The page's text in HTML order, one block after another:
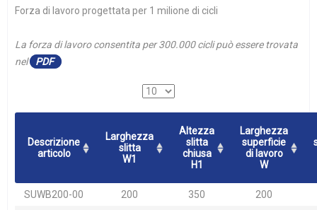
Forza di lavoro progettata per 1 milione di cicli
La forza di lavoro consentita per 300.000 cicli può essere trovata
nel
PDF
Descrizione
articolo
Larghezza
slitta
W1
Altezza
slitta
chiusa
H1
Larghezza
superficie
di lavoro
W
SUWB200-00 200 350
200